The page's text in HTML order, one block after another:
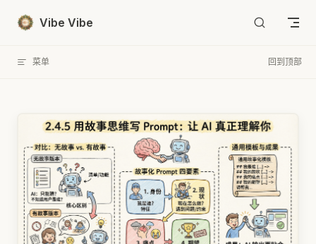
Skip to content
Vibe Vibe
菜单 回到顶部